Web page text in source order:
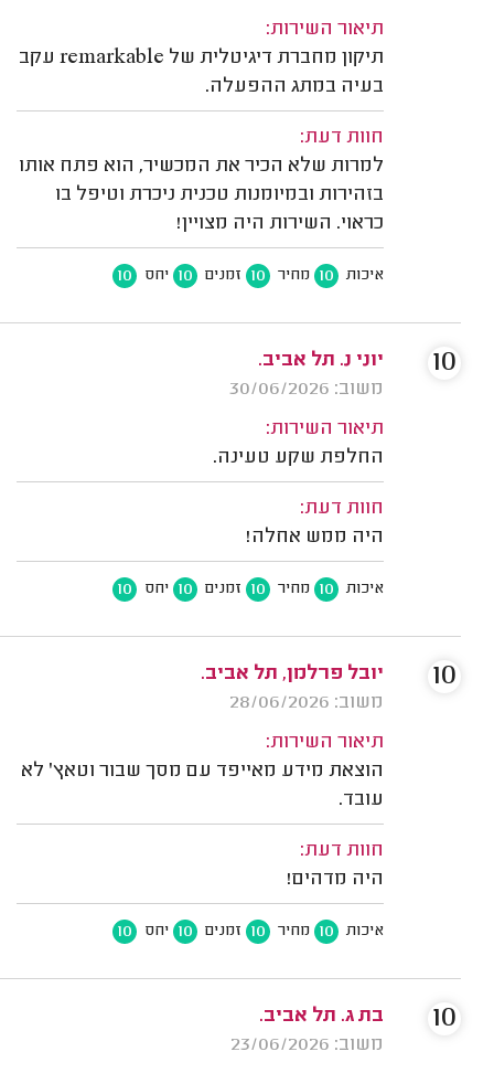
תיאור השירות:
תיקון מחברת דיגיטלית של remarkable עקב
בעיה במתג ההפעלה.
חוות דעת:
למרות שלא הכיר את המכשיר, הוא פתח אותו
בזהירות ובמיומנות טכנית ניכרת וטיפל בו
כראוי. השירות היה מצויין!
איכות 10 מחיר 10 זמנים 10 יחס 10
יוני נ. תל אביב.
משוב: 30/06/2026
תיאור השירות:
החלפת שקע טעינה.
חוות דעת:
היה ממש אחלה!
איכות 10 מחיר 10 זמנים 10 יחס 10
10
יובל פרלמן, תל אביב.
משוב: 28/06/2026
תיאור השירות:
הוצאת מידע מאייפד עם מסך שבור וטאץ' לא
עובד.
חוות דעת:
היה מדהים!
איכות 10 מחיר 10 זמנים 10 יחס 10
10
בת ג. תל אביב.
משוב: 23/06/2026
10